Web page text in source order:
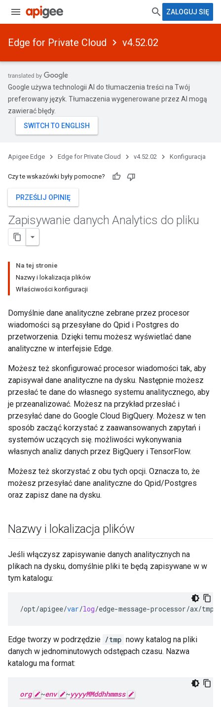
ZALOGUJ SIĘ
Edge for Private Cloud v4.52.02
Google używa technologii AI do tłumaczenia treści na Twój
preferowany język. Tłumaczenia wygenerowane przez AI mogą
zawierać błędy.
Apigee Edge Edge for Private Cloud v4.52.02 Konfiguracja
Czy te wskazówki były pomocne?
PRZEŚLIJ OPINIĘ
Zapisywanie danych Analytics do pliku
Na tej stronie
Nazwy i lokalizacja plików
Właściwości konfiguracji
Domyślnie dane analityczne zebrane przez procesor
wiadomości są przesyłane do Qpid i Postgres do
przetworzenia. Dzięki temu możesz wyświetlać dane
analityczne w interfejsie Edge.
Możesz też skonfigurować procesor wiadomości tak, aby
zapisywał dane analityczne na dysku. Następnie możesz
przesłać te dane do własnego systemu analitycznego, aby
je przeanalizować. Możesz na przykład przesłać i
przesyłać dane do Google Cloud BigQuery. Możesz w ten
sposób zacząć korzystać z zaawansowanych zapytań i
systemów uczących się. możliwości wykonywania
własnych analiz danych przez BigQuery i TensorFlow.
Możesz też skorzystać z obu tych opcji. Oznacza to, że
możesz przesyłać dane analityczne do Qpid/Postgres
oraz zapisz dane na dysku.
Nazwy i lokalizacja plików
Jeśli włączysz zapisywanie danych analitycznych na
plikach na dysku, domyślnie pliki te będą zapisywane w w
tym katalogu:
/opt/apigee/var/log/edge-message-processor/ax/tmp
Edge tworzy w podrzędzie /tmp nowy katalog na pliki
danych w jednominutowych odstępach czasu. Nazwa
katalogu ma format:
org ~env ~yyyyMMddhhmmss